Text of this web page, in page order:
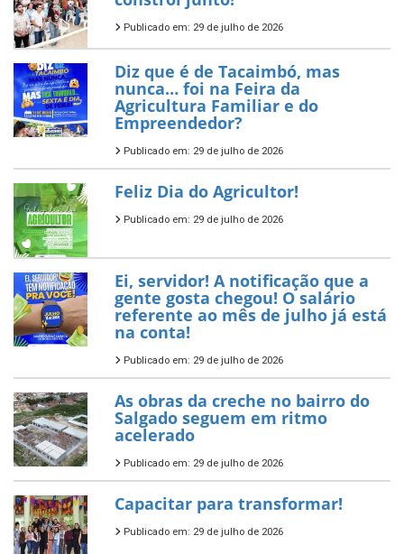
Publicado em: 29 de julho de 2026
Diz que é de Tacaimbó, mas
nunca… foi na Feira da
Agricultura Familiar e do
Empreendedor?
Publicado em: 29 de julho de 2026
Feliz Dia do Agricultor!
Publicado em: 29 de julho de 2026
Ei, servidor! A notificação que a
gente gosta chegou! O salário
referente ao mês de julho já está
na conta!
Publicado em: 29 de julho de 2026
As obras da creche no bairro do
Salgado seguem em ritmo
acelerado
Publicado em: 29 de julho de 2026
Capacitar para transformar!
Publicado em: 29 de julho de 2026